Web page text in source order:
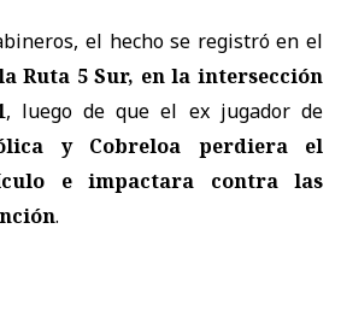
el hecho se registró en el
Ruta 5 Sur, en la intersección
, luego de que el ex jugador de
y Cobreloa perdiera el
e impactara contra las
.